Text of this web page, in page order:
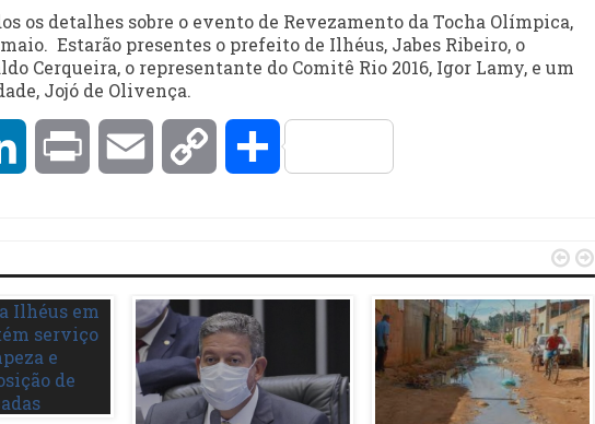
os detalhes sobre o evento de Revezamento da Tocha Olímpica,
Estarão presentes o prefeito de Ilhéus, Jabes Ribeiro, o
Cerqueira, o representante do Comitê Rio 2016, Igor Lamy, e um
Jojó de Olivença.
LinkedInPrint Email Copy Compartilhar
 